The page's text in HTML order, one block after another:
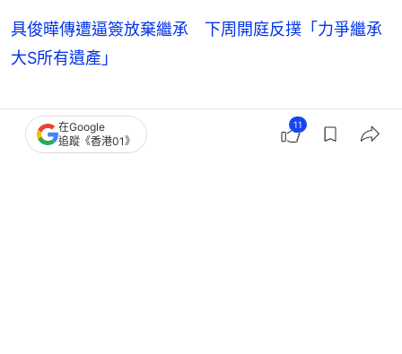
具俊曄傳遭逼簽放棄繼承 下周開庭反撲「力爭繼承
大S所有遺產」
劉亞仁 韓國藝人動向
在Google
追蹤《香港01》
11